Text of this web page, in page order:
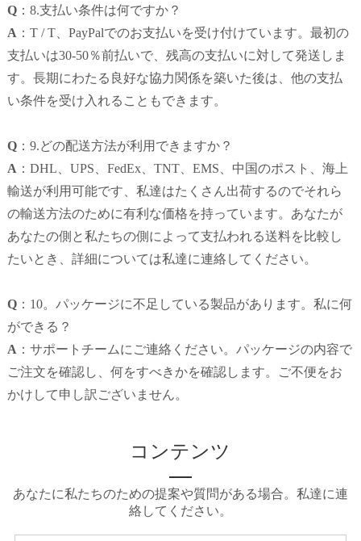
Q：8.支払い条件は何ですか？
A ：T / T、PayPalでのお支払いを受け付けています。 最初の
支払いは30-50％前払いで、残高の支払いに対して発送しま
す。 長期にわたる良好な協力関係を築いた後は、他の支払
い条件を受け入れることもできます。
Q：9.どの配送方法が利用できますか？
A ：DHL、UPS、FedEx、TNT、EMS、中国のポスト、海上
輸送が利用可能です、私達はたくさん出荷するのでそれら
の輸送方法のために有利な価格を持っています。 あなたが
あなたの側と私たちの側によって支払われる送料を比較し
たいとき、詳細については私達に連絡してください。
Q：10。パッケージに不足している製品があります。 私に何
ができる？
A ：サポートチームにご連絡ください。パッケージの内容で
ご注文を確認し、何をすべきかを確認します。
ご不便をお
かけして申し訳ございません。
コンテンツ
あなたに私たちのための提案や質問がある場合。私達に連
絡してください。